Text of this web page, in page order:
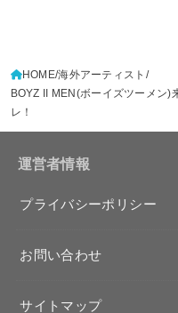
HOME 海外アーティスト
BOYZ II MEN(ボーイズツーメン
レ！
運営者情報
プライバシーポリシー
お問い合わせ
サイトマップ